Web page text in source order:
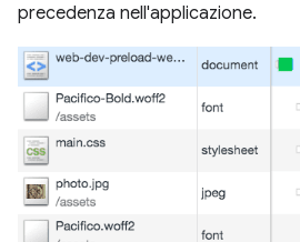
precedenza nell'applicazione.